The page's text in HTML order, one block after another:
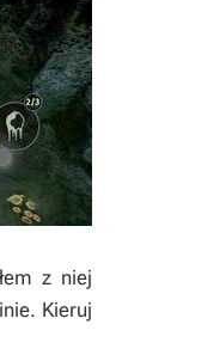
z niej
Kieruj